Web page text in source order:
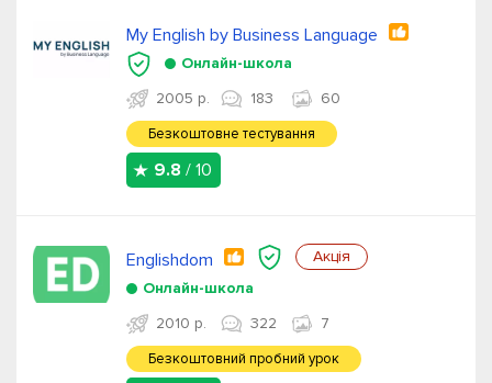
My English by Business Language
Онлайн-школа
2005 р.
183 60
Безкоштовне тестування
9.8 / 10
Englishdom
Акція
Онлайн-школа
2010 р.
322 7
Безкоштовний пробний урок